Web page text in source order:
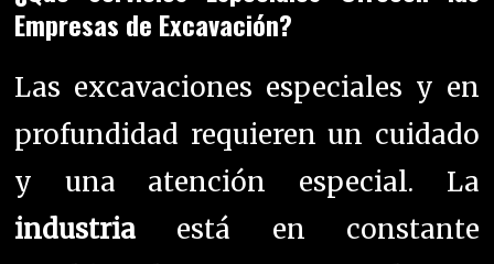
cambio, y las empresas se adaptan
soluciones seguras y eficaces para
cada tipo de excavación.
Especialistas en Movimientos de Tierra